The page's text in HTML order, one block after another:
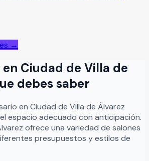
años, aniversarios, graduaciones,
eventos sociales especiales,
elegancia y comodidad en un
está diseñado para crear
en un ambiente amplio,
para disfrutar junto a familiares y
→
en Ciudad de Villa de
debes saber
en Ciudad de Villa de Álvarez
espacio adecuado con anticipación.
ofrece una variedad de salones
presupuestos y estilos de